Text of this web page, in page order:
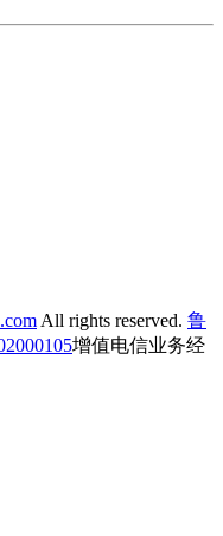
All rights reserved. 鲁
增值电信业务经